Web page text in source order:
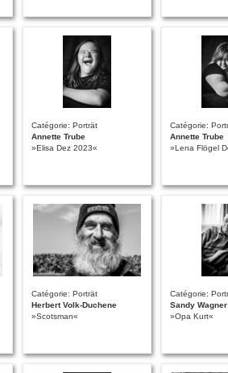
Catégorie: Porträt
Annette Trube
»Elisa Dez 2023«
Catégorie:
Annette Trube
»Lena Flögel
Catégorie: Porträt
Herbert Volk-Duchene
»Scotsman«
Catégorie:
Sandy Wagner
»Opa Kurt«